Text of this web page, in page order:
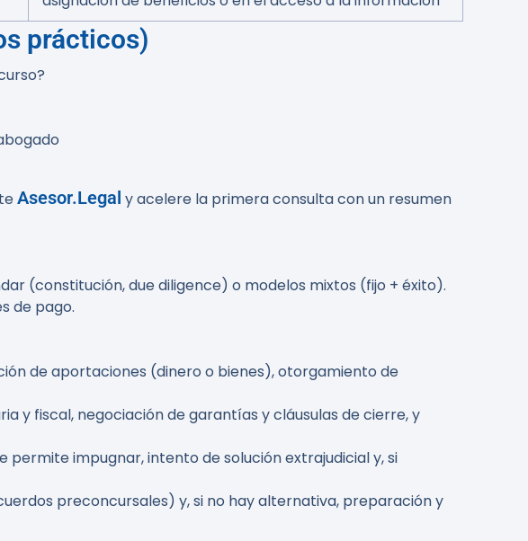
prácticos)
Asesor.Legal y acelere la primera consulta con un resumen
(constitución, due diligence) o modelos mixtos (fijo + éxito).
de pago.
de aportaciones (dinero o bienes), otorgamiento de
y fiscal, negociación de garantías y cláusulas de cierre, y
impugnar, intento de solución extrajudicial y, si
preconcursales) y, si no hay alternativa, preparación y